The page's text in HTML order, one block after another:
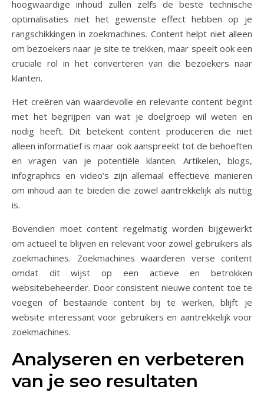
hoogwaardige inhoud zullen zelfs de beste technische
optimalisaties niet het gewenste effect hebben op je
rangschikkingen in zoekmachines. Content helpt niet alleen
om bezoekers naar je site te trekken, maar speelt ook een
cruciale rol in het converteren van die bezoekers naar
klanten.
Het creëren van waardevolle en relevante content begint
met het begrijpen van wat je doelgroep wil weten en
nodig heeft. Dit betekent content produceren die niet
alleen informatief is maar ook aanspreekt tot de behoeften
en vragen van je potentiële klanten. Artikelen, blogs,
infographics en video’s zijn allemaal effectieve manieren
om inhoud aan te bieden die zowel aantrekkelijk als nuttig
is.
Bovendien moet content regelmatig worden bijgewerkt
om actueel te blijven en relevant voor zowel gebruikers als
zoekmachines. Zoekmachines waarderen verse content
omdat dit wijst op een actieve en betrokken
websitebeheerder. Door consistent nieuwe content toe te
voegen of bestaande content bij te werken, blijft je
website interessant voor gebruikers en aantrekkelijk voor
zoekmachines.
Analyseren en verbeteren
van je seo resultaten